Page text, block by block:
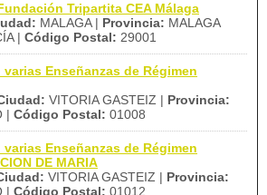
Tripartita CEA Málaga
MALAGA | Provincia: MALAGA
| Código Postal: 29001
Enseñanzas de Régimen
VITORIA GASTEIZ | Provincia:
| Código Postal: 01008
Enseñanzas de Régimen
DE MARIA
VITORIA GASTEIZ | Provincia:
| Código Postal: 01012